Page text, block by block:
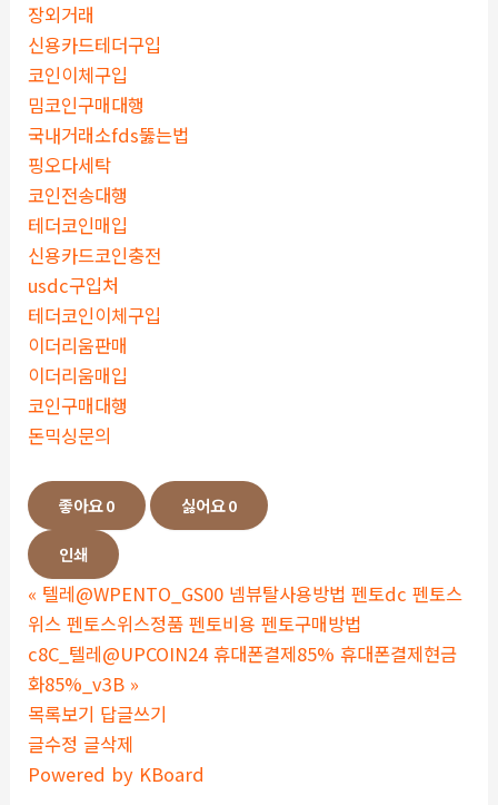
장외거래
신용카드테더구입
코인이체구입
밈코인구매대행
국내거래소fds뚫는법
핑오다세탁
코인전송대행
테더코인매입
신용카드코인충전
usdc구입처
테더코인이체구입
이더리움판매
이더리움매입
코인구매대행
돈믹싱문의
좋아요0 싫어요0
인쇄
« 텔레@WPENTO_GS00 넴뷰탈사용방법 펜토dc 펜토스
위스 펜토스위스정품 펜토비용 펜토구매방법
c8C_텔레@UPCOIN24 휴대폰결제85% 휴대폰결제현금
화85%_v3B »
목록보기 답글쓰기
글수정 글삭제
Powered by KBoard